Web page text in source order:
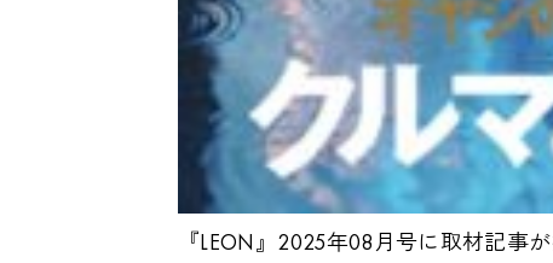
『LEON』2025年08月号に取材記事